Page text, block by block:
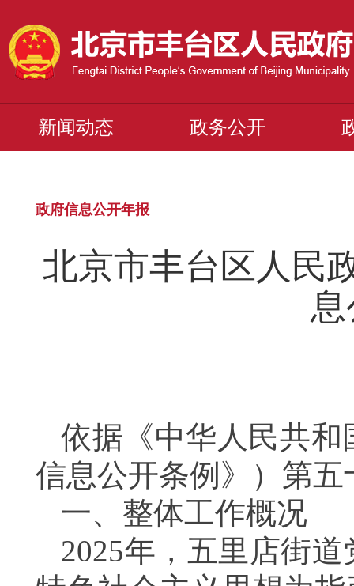
新闻动态 政务公开
政府信息公开年报
北京市丰台区人民
依据《中华人民共
信息公开条例》）第
一、整体工作概况
2025年，五里店街